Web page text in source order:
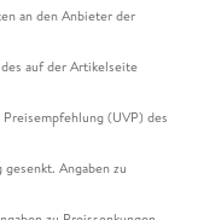
an den Anbieter der
auf der Artikelseite
(UVP) des
Angaben zu